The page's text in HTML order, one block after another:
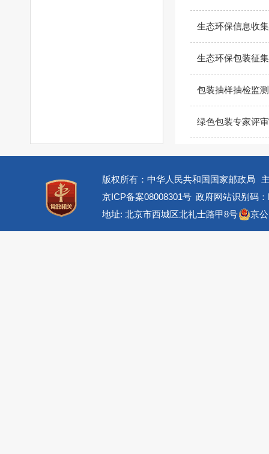
生态环保信息收集
生态环保包装征集
包装抽样抽检监测
绿色包装专家评审
版权所有：中华人民共和国国家邮政局
京ICP备案08008301号 政府网站识别码
地址: 北京市西城区北礼士路甲8号
京